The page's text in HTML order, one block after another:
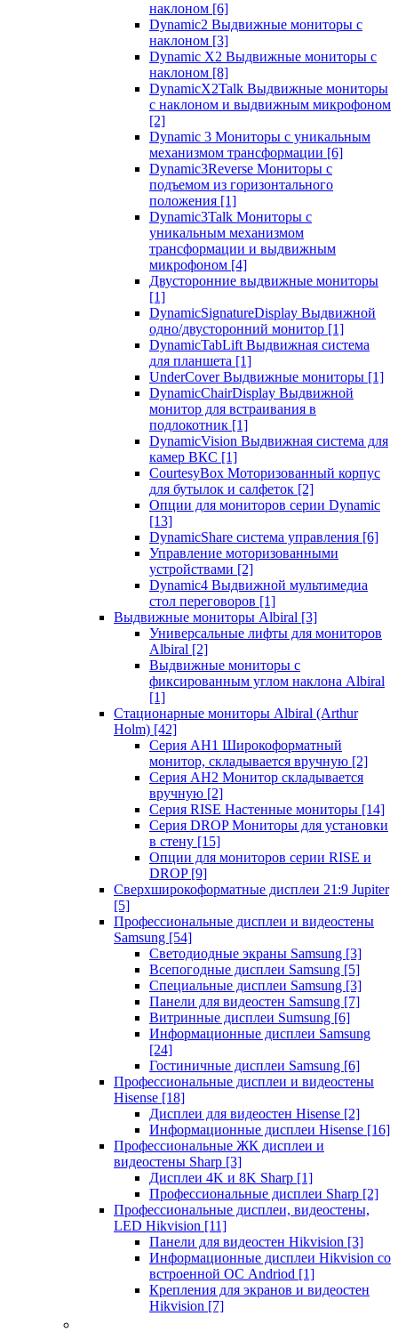
наклоном [6]
Dynamic2 Выдвижные мониторы с
наклоном [3]
Dynamic X2 Выдвижные мониторы с
наклоном [8]
DynamicX2Talk Выдвижные мониторы
с наклоном и выдвижным микрофоном
[2]
Dynamic 3 Мониторы с уникальным
механизмом трансформации [6]
Dynamic3Reverse Мониторы с
подъемом из горизонтального
положения [1]
Dynamic3Talk Мониторы с
уникальным механизмом
трансформации и выдвижным
микрофоном [4]
Двусторонние выдвижные мониторы
[1]
DynamicSignatureDisplay Выдвижной
одно/двусторонний монитор [1]
DynamicTabLift Выдвижная система
для планшета [1]
UnderCover Выдвижные мониторы [1]
DynamicChairDisplay Выдвижной
монитор для встраивания в
подлокотник [1]
DynamicVision Выдвижная система для
камер ВКС [1]
CourtesyBox Моторизованный корпус
для бутылок и салфеток [2]
Опции для мониторов серии Dynamic
[13]
DynamicShare система управления [6]
Управление моторизованными
устройствами [2]
Dynamic4 Выдвижной мультимедиа
стол переговоров [1]
Выдвижные мониторы Albiral [3]
Универсальные лифты для мониторов
Albiral [2]
Выдвижные мониторы с
фиксированным углом наклона Albiral
[1]
Стационарные мониторы Albiral (Arthur
Holm) [42]
Серия AH1 Широкоформатный
монитор, складывается вручную [2]
Серия AH2 Монитор складывается
вручную [2]
Серия RISE Настенные мониторы [14]
Серия DROP Мониторы для установки
в стену [15]
Опции для мониторов серии RISE и
DROP [9]
Сверхширокоформатные дисплеи 21:9 Jupiter
[5]
Профессиональные дисплеи и видеостены
Samsung [54]
Светодиодные экраны Samsung [3]
Всепогодные дисплеи Samsung [5]
Специальные дисплеи Samsung [3]
Панели для видеостен Samsung [7]
Витринные дисплеи Sumsung [6]
Информационные дисплеи Samsung
[24]
Гостиничные дисплеи Samsung [6]
Профессиональные дисплеи и видеостены
Hisense [18]
Дисплеи для видеостен Hisense [2]
Информационные дисплеи Hisense [16]
Профессиональные ЖК дисплеи и
видеостены Sharp [3]
Дисплеи 4K и 8K Sharp [1]
Профессиональные дисплеи Sharp [2]
Профессиональные дисплеи, видеостены,
LED Hikvision [11]
Панели для видеостен Hikvision [3]
Информационные дисплеи Hikvision со
встроенной ОС Andriod [1]
Крепления для экранов и видеостен
Hikvision [7]